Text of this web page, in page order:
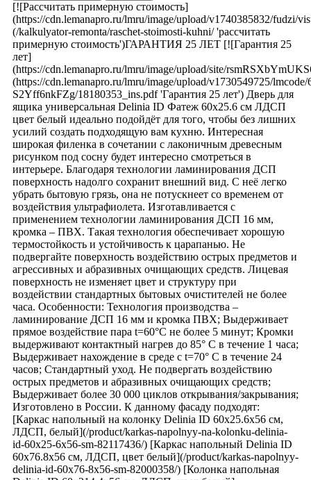
[![Рассчитать примерную стоимость]
(https://cdn.lemanapro.ru/lmru/image/upload/v1740385832/fudzi/
(/kalkulyator-remonta/raschet-stoimosti-kuhni/ 'рассчитать
примерную стоимость')ГАРАНТИЯ 25 ЛЕТ [![Гарантия 25
лет]
(https://cdn.lemanapro.ru/lmru/image/upload/site/
(https://cdn.lemanapro.ru/lmru/image/upload/v1730549725/
S2Yff6nkFZg/18180353_ins.pdf 'Гарантия 25 лет') Дверь для
ящика универсальная Delinia ID Фатеж 60x25.6 см ЛДСП
цвет белый идеально подойдёт для того, чтобы без лишних
усилий создать подходящую вам кухню. Интересная
широкая филенка в сочетании с лаконичным древесным
рисунком под сосну будет интересно смотреться в
интерьере. Благодаря технологии ламинирования ДСП
поверхность надолго сохранит внешний вид. С неё легко
убрать бытовую грязь, она не потускнеет со временем от
воздействия ультрафиолета. Изготавливается с
применением технологии ламинирования ДСП 16 мм,
кромка – ПВХ. Такая технология обеспечивает хорошую
термостойкость и устойчивость к царапанью. Не
подвергайте поверхность воздействию острых предметов и
агрессивных и абразивных очищающих средств. Лицевая
поверхность не изменяет цвет и структуру при
воздействии стандартных бытовых очистителей не более
часа. Особенности: Технология производства –
ламинирование ДСП 16 мм и кромка ПВХ; Выдерживает
прямое воздействие пара t=60°C не более 5 минут; Кромки
выдерживают контактный нагрев до 85° С в течение 1 часа;
Выдерживает нахождение в среде с t=70° C в течение 24
часов; Стандартный уход. Не подвергать воздействию
острых предметов и абразивных очищающих средств;
Выдерживает более 30 000 циклов открывания/закрывания;
Изготовлено в России. К данному фасаду подходят:
[Каркас напольный на колонку Delinia ID 60x25.6x56 см,
ЛДСП, белый](/product/karkas-napolnyy-na-kolonku-delinia-
id-60x25-6x56-sm-82117436/) [Каркас напольный Delinia ID
60x76.8x56 см, ЛДСП, цвет белый](/product/karkas-napolnyy-
delinia-id-60x76-8x56-sm-82000358/) [Колонка напольная